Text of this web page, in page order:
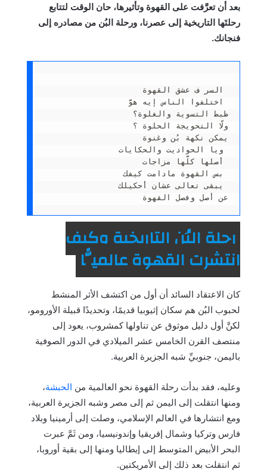
بعد أن تعرَّفت على القهوة وتأثيرها، حان الوقت لتتابع
رحلتَها التاريخية إلى عصرنا، ورحلة البُن من مصادره إلى
فنجانك.
ظبط التسوية والغلوة؟
ولّا التحويجة الحلوة ؟
يمكن نكهة بُن وغنوة
عن أصل وفصل القهوة
رحلة البُن التاريخية وكيف
انتشرت القهوة عالميًّا
كان الاعتقاد السائد أن أول من اكتشف الأثر المنشط
لحبوب البُن هم سكان إثيوبيا قديمًا، وتحديدًا قبيلة الأورومو،
لكنَّ أول دليل موثوق عن تناولها كمشروب، يعود إلى
منتصف القرن الخامس عشر الميلادي في الدور الصوفية
باليمن، جنوبيِّ شبه الجزيرة العربية.
وعليه، فقد بدأت رحلة القهوة نحو العالمية من الحبشة،
ومنها انتقلت إلى اليمن ثم إلى مصر وشبه الجزيرة العربية،
ومع انتشارها في العالم الإسلامي، وصلت إلى أرمينيا وبلاد
فارس وتركيا وشمال إفريقيا وإندونيسيا، ومن ثَمَّ عبرت
البحر الأبيض المتوسط إلى إيطاليا ومنها إلى بقية أوروبا،
ثم انتقلت بعد ذلك إلى الأمريكتين.